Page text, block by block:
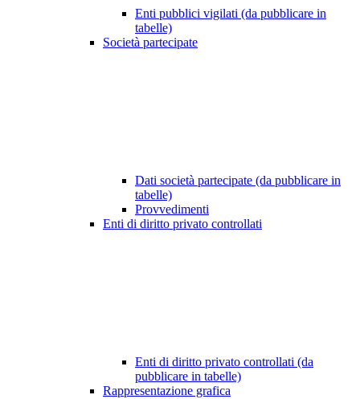
Enti pubblici vigilati (da pubblicare in
tabelle)
Società partecipate
Dati società partecipate (da pubblicare in
tabelle)
Provvedimenti
Enti di diritto privato controllati
Enti di diritto privato controllati (da
pubblicare in tabelle)
Rappresentazione grafica